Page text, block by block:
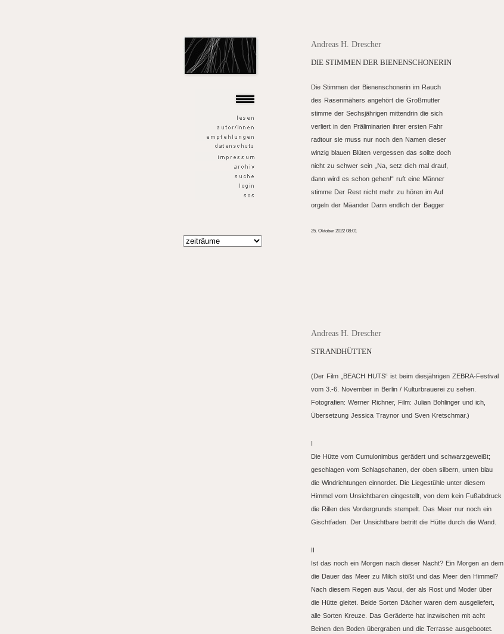
Andreas H. Drescher
DIE STIMMEN DER BIENENSCHONERIN
Die Stimmen der Bienenschonerin im Rauch
des Rasenmähers angehört die Großmutter
stimme der Sechsjährigen mittendrin die sich
verliert in den Präliminarien ihrer ersten Fahr
radtour sie muss nur noch den Namen dieser
winzig blauen Blüten vergessen das sollte doch
nicht zu schwer sein „Na, setz dich mal drauf,
dann wird es schon gehen!“ ruft eine Männer
stimme Der Rest nicht mehr zu hören im Auf
orgeln der Mäander Dann endlich der Bagger
25. Oktober 2022 08:01
Andreas H. Drescher
STRANDHÜTTEN
(Der Film „BEACH HUTS“ ist beim diesjährigen ZEBRA-Festival
vom 3.-6. November in Berlin / Kulturbrauerei zu sehen.
Fotografien: Werner Richner, Film: Julian Bohlinger und ich,
Übersetzung Jessica Traynor und Sven Kretschmar.)
I
Die Hütte vom Cumulonimbus gerädert und schwarzgeweißt;
geschlagen vom Schlagschatten, der oben silbern, unten blau
die Windrichtungen einnordet. Die Liegestühle unter diesem
Himmel vom Unsichtbaren eingestellt, von dem kein Fußabdruck
die Rillen des Vordergrunds stempelt. Das Meer nur noch ein
Gischtfaden. Der Unsichtbare betritt die Hütte durch die Wand.
II
Ist das noch ein Morgen nach dieser Nacht? Ein Morgen an dem
die Dauer das Meer zu Milch stößt und das Meer den Himmel?
Nach diesem Regen aus Vacui, der als Rost und Moder über
die Hütte gleitet. Beide Sorten Dächer waren dem ausgeliefert,
alle Sorten Kreuze. Das Geräderte hat inzwischen mit acht
Beinen den Boden übergraben und die Terrasse ausgebootet.